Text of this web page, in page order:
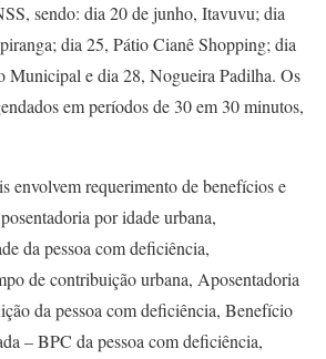
sendo: dia 20 de junho, Itavuvu; dia
dia 25, Pátio Cianê Shopping; dia
Municipal e dia 28, Nogueira Padilha. Os
em períodos de 30 em 30 minutos,
envolvem requerimento de benefícios e
por idade urbana,
da pessoa com deficiência,
de contribuição urbana, Aposentadoria
da pessoa com deficiência, Benefício
– BPC da pessoa com deficiência,